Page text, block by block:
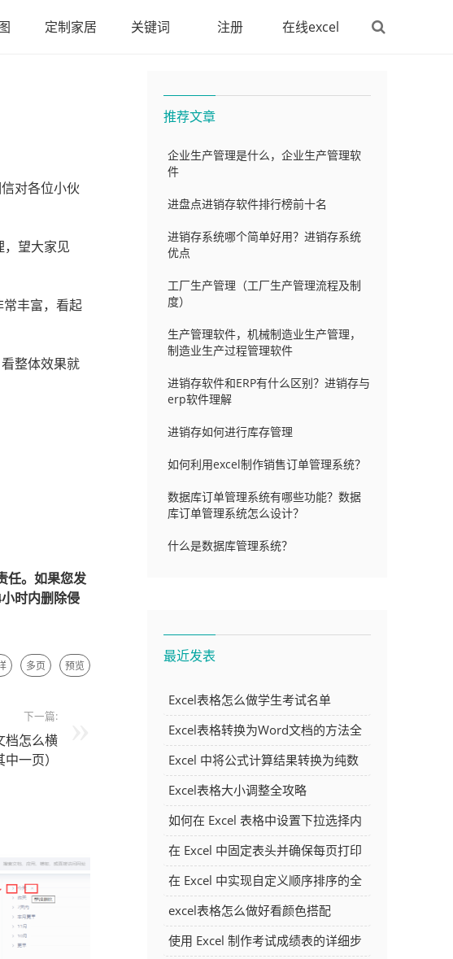
定制家居 关键词 注册 在线excel
对各位小伙
，望大家见
常丰富，看起
整体效果就
任。如果您发
时内删除侵
多页 预览
下一篇:
档怎么横
一页）
推荐文章
企业生产管理是什么，企业生产管理软
件
进盘点进销存软件排行榜前十名
进销存系统哪个简单好用？进销存系统
优点
工厂生产管理（工厂生产管理流程及制
度）
生产管理软件，机械制造业生产管理，
制造业生产过程管理软件
进销存软件和ERP有什么区别？进销存与
erp软件理解
进销存如何进行库存管理
如何利用excel制作销售订单管理系统？
数据库订单管理系统有哪些功能？数据
库订单管理系统怎么设计？
什么是数据库管理系统？
最近发表
Excel表格怎么做学生考试名单
Excel表格转换为Word文档的方法全
解析
Excel 中将公式计算结果转换为纯数
字的多种方法
Excel表格大小调整全攻略
如何在 Excel 表格中设置下拉选择内
容
在 Excel 中固定表头并确保每页打印
时都显示表头的方法详解
在 Excel 中实现自定义顺序排序的全
面指南
excel表格怎么做好看颜色搭配
使用 Excel 制作考试成绩表的详细步